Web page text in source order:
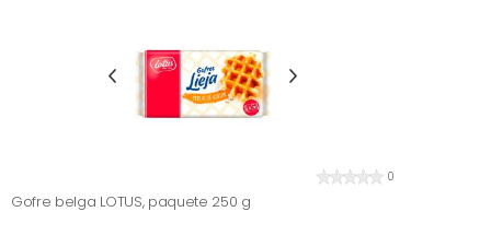
0
Gofre belga LOTUS, paquete 250 g